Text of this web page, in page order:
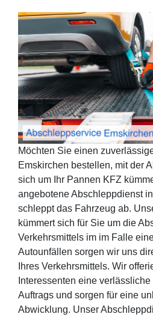
Möchten Sie einen
Emskirchen bestellen, mit der
sich um Ihr Pannen KFZ
angebotene Abschleppdienst
schleppt das Fahrzeug ab.
kümmert sich für Sie um die
Verkehrsmittels im im Falle
Autounfällen sorgen wir uns
Ihres Verkehrsmittels. Wir
Interessenten eine
Auftrags und sorgen für eine
Abwicklung. Unser